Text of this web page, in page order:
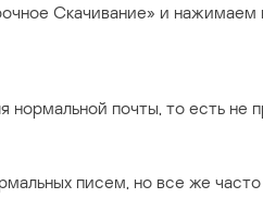
Скачивание» и нажимаем
почты, то есть не
писем, но все же